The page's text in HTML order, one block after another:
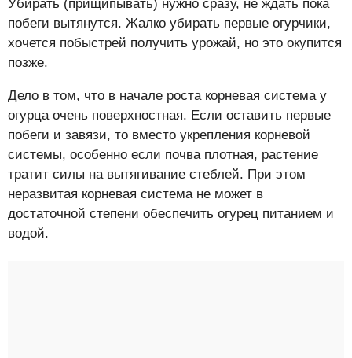
Убирать (прищипывать) нужно сразу, не ждать пока
побеги вытянутся. Жалко убирать первые огурчики,
хочется побыстрей получить урожай, но это окупится
позже.
Дело в том, что в начале роста корневая система у
огурца очень поверхностная. Если оставить первые
побеги и завязи, то вместо укрепления корневой
системы, особенно если почва плотная, растение
тратит силы на вытягивание стеблей. При этом
неразвитая корневая система не может в
достаточной степени обеспечить огурец питанием и
водой.